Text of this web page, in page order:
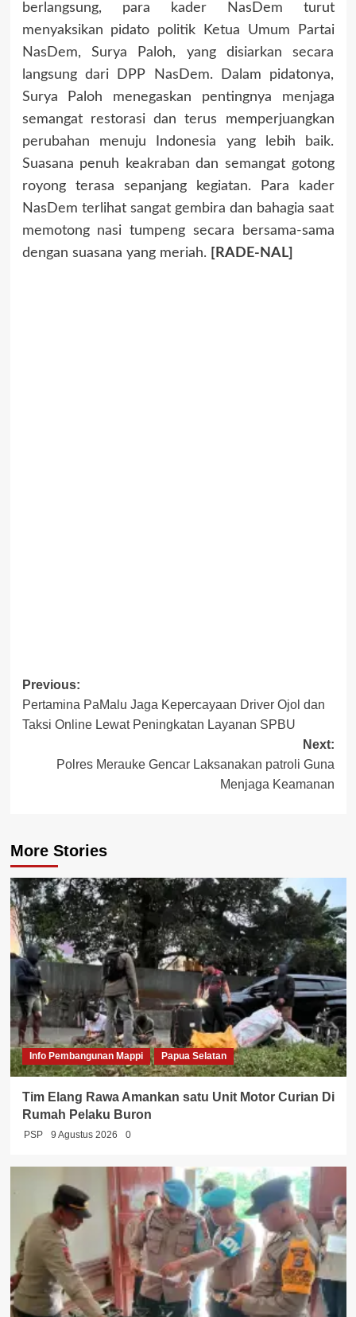
berlangsung, para kader NasDem turut
menyaksikan pidato politik Ketua Umum Partai
NasDem, Surya Paloh, yang disiarkan secara
langsung dari DPP NasDem. Dalam pidatonya,
Surya Paloh menegaskan pentingnya menjaga
semangat restorasi dan terus memperjuangkan
perubahan menuju Indonesia yang lebih baik.
Suasana penuh keakraban dan semangat gotong
royong terasa sepanjang kegiatan. Para kader
NasDem terlihat sangat gembira dan bahagia saat
memotong nasi tumpeng secara bersama-sama
dengan suasana yang meriah. [RADE-NAL]
Post
navigation
Previous:
Pertamina PaMalu Jaga Kepercayaan Driver Ojol dan
Taksi Online Lewat Peningkatan Layanan SPBU
Next:
Polres Merauke Gencar Laksanakan patroli Guna
Menjaga Keamanan
More Stories
Info Pembangunan Mappi Papua Selatan
Tim Elang Rawa Amankan satu Unit Motor Curian Di
Rumah Pelaku Buron
PSP 9 Agustus 2026 0